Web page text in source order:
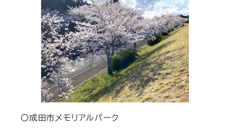
〇成田市メモリアルパーク